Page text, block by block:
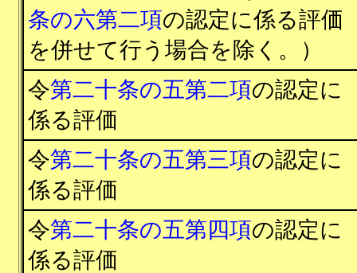
条の六第二項の認定に係る評価
を併せて行う場合を除く。）
令第二十条の五第二項の認定に
係る評価
令第二十条の五第三項の認定に
係る評価
令第二十条の五第四項の認定に
係る評価